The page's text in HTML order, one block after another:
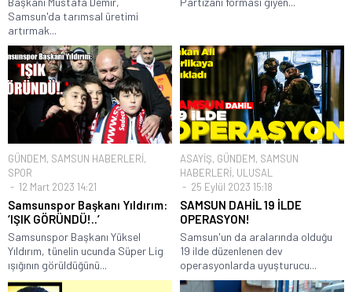
Samsun'da tarımsal üretimi
artırmak...
GÜNDEM, SAMSUN HABERLERİ,
SPOR
12 Mart 2023 14:21
Samsunspor Başkanı Yıldırım:
‘IŞIK GÖRÜNDÜ!..’
Samsunspor Başkanı Yüksel
Yıldırım, tünelin ucunda Süper Lig
ışığının görüldüğünü...
ASAYİŞ, GÜNDEM, SAMSUN
HABERLERİ, ULUSAL
25 Eylül 2023 15:18
SAMSUN DAHİL 19 İLDE
OPERASYON!
Samsun'un da aralarında olduğu
19 ilde düzenlenen dev
operasyonlarda uyuşturucu...